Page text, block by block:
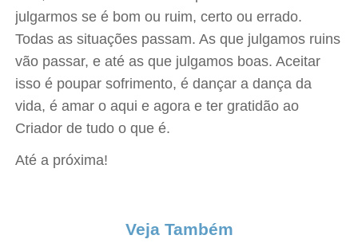
julgarmos se é bom ou ruim, certo ou errado.
Todas as situações passam. As que julgamos ruins
vão passar, e até as que julgamos boas. Aceitar
isso é poupar sofrimento, é dançar a dança da
vida, é amar o aqui e agora e ter gratidão ao
Criador de tudo o que é.
Até a próxima!
Veja Também